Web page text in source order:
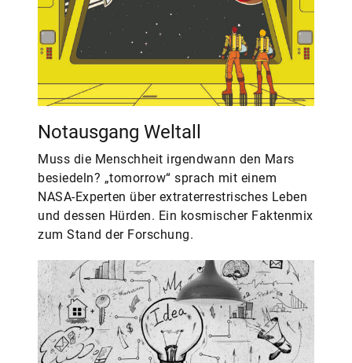
Notausgang Weltall
Muss die Menschheit irgendwann den Mars
besiedeln? „tomorrow“ sprach mit einem
NASA-Experten über extraterrestrisches Leben
und dessen Hürden. Ein kosmischer Faktenmix
zum Stand der Forschung.